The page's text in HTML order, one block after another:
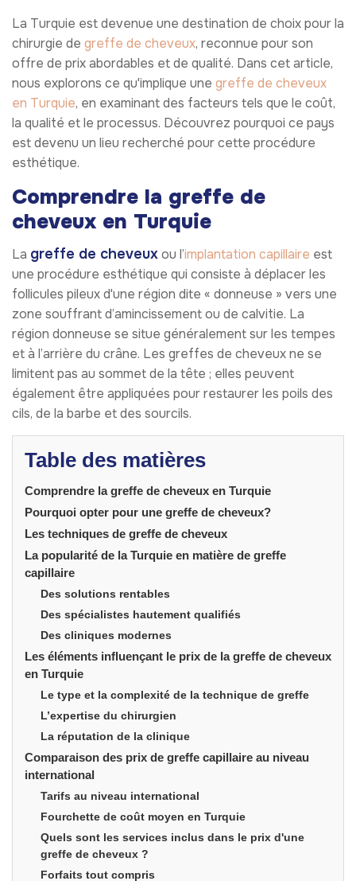
La Turquie est devenue une destination de choix pour la
chirurgie de greffe de cheveux, reconnue pour son
offre de prix abordables et de qualité. Dans cet article,
nous explorons ce qu'implique une greffe de cheveux
en Turquie, en examinant des facteurs tels que le coût,
la qualité et le processus. Découvrez pourquoi ce pays
est devenu un lieu recherché pour cette procédure
esthétique.
Comprendre la greffe de
cheveux en Turquie
La greffe de cheveuxou l’implantation capillaire est
une procédure esthétique qui consiste à déplacer les
follicules pileux d'une région dite « donneuse » vers une
zone souffrant d’amincissement ou de calvitie. La
région donneuse se situe généralement sur les tempes
et à l’arrière du crâne. Les greffes de cheveux ne se
limitent pas au sommet de la tête ; elles peuvent
également être appliquées pour restaurer les poils des
cils, de la barbe et des sourcils.
Table des matières
Comprendre la greffe de cheveux en Turquie
Pourquoi opter pour une greffe de cheveux?
Les techniques de greffe de cheveux
La popularité de la Turquie en matière de greffe
capillaire
Des solutions rentables
Des spécialistes hautement qualifiés
Des cliniques modernes
Les éléments influençant le prix de la greffe de cheveux
en Turquie
Le type et la complexité de la technique de greffe
L’expertise du chirurgien
La réputation de la clinique
Comparaison des prix de greffe capillaire au niveau
international
Tarifs au niveau international
Fourchette de coût moyen en Turquie
Quels sont les services inclus dans le prix d'une
greffe de cheveux ?
Forfaits tout compris